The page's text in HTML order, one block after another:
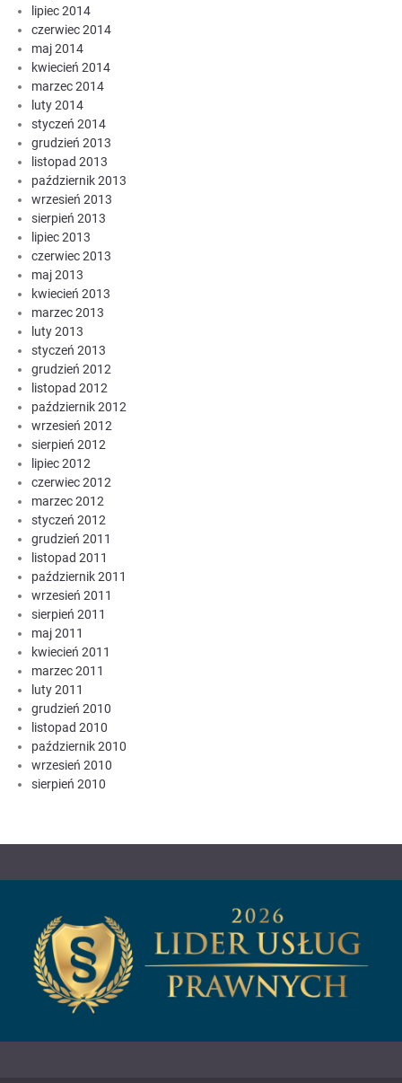
lipiec 2014
czerwiec 2014
maj 2014
kwiecień 2014
marzec 2014
luty 2014
styczeń 2014
grudzień 2013
listopad 2013
październik 2013
wrzesień 2013
sierpień 2013
lipiec 2013
czerwiec 2013
maj 2013
kwiecień 2013
marzec 2013
luty 2013
styczeń 2013
grudzień 2012
listopad 2012
październik 2012
wrzesień 2012
sierpień 2012
lipiec 2012
czerwiec 2012
marzec 2012
styczeń 2012
grudzień 2011
listopad 2011
październik 2011
wrzesień 2011
sierpień 2011
maj 2011
kwiecień 2011
marzec 2011
luty 2011
grudzień 2010
listopad 2010
październik 2010
wrzesień 2010
sierpień 2010